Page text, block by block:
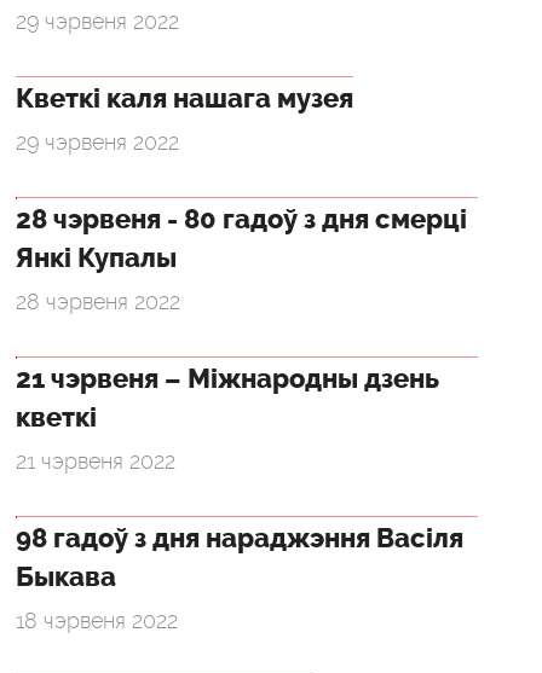
29 чэрвеня 2022
Кветкі каля нашага музея
29 чэрвеня 2022
28 чэрвеня - 80 гадоў з дня смерці
Янкі Купалы
28 чэрвеня 2022
21 чэрвеня – Міжнародны дзень
кветкі
21 чэрвеня 2022
98 гадоў з дня нараджэння Васіля
Быкава
18 чэрвеня 2022